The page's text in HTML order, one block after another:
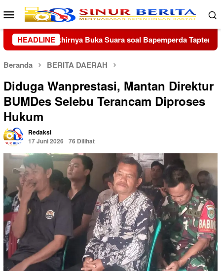
Loncat
ke
konten
Menu
Mobile
HEADLINE
soal Bapemperda Tapteng DPC Grib Jaya Lampung
Beranda BERITA DAERAH
Diduga Wanprestasi, Mantan Direktur
BUMDes Selebu Terancam Diproses
Hukum
Redaksi
17 Juni 2026
76 Dilihat